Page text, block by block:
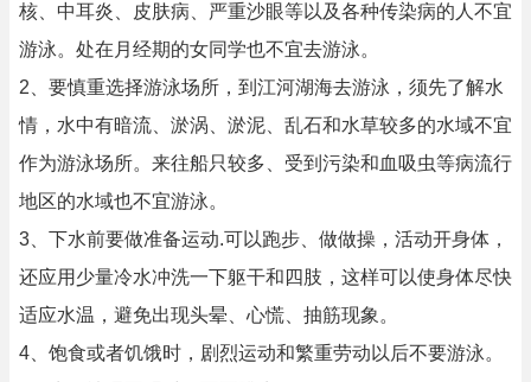
核、中耳炎、皮肤病、严重沙眼等以及各种传染病的人不宜
游泳。处在月经期的女同学也不宜去游泳。
2、要慎重选择游泳场所，到江河湖海去游泳，须先了解水
情，水中有暗流、淤涡、淤泥、乱石和水草较多的水域不宜
作为游泳场所。来往船只较多、受到污染和血吸虫等病流行
地区的水域也不宜游泳。
3、下水前要做准备运动.可以跑步、做做操，活动开身体，
还应用少量冷水冲洗一下躯干和四肢，这样可以使身体尽快
适应水温，避免出现头晕、心慌、抽筋现象。
4、饱食或者饥饿时，剧烈运动和繁重劳动以后不要游泳。